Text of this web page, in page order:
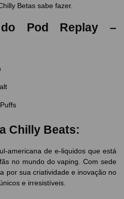
Betas sabe fazer.
do Pod Replay –
Chilly Beats:
americana de e-liquidos que está
no mundo do vaping. Com sede
por sua criatividade e inovação no
e irresistíveis.